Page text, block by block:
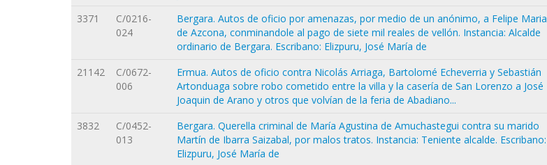
3371
C/0216-
024
Bergara. Autos de oficio por amenazas, por medio de un anónimo, a Felipe Maria
de Azcona, conminandole al pago de siete mil reales de vellón. Instancia: Alcalde
ordinario de Bergara. Escribano: Elizpuru, José María de
21142
C/0672-
006
Ermua. Autos de oficio contra Nicolás Arriaga, Bartolomé Echeverria y Sebastián
Artonduaga sobre robo cometido entre la villa y la casería de San Lorenzo a José
Joaquin de Arano y otros que volvían de la feria de Abadiano...
3832
C/0452-
013
Bergara. Querella criminal de María Agustina de Amuchastegui contra su marido
Martín de Ibarra Saizabal, por malos tratos. Instancia: Teniente alcalde. Escribano:
Elizpuru, José María de